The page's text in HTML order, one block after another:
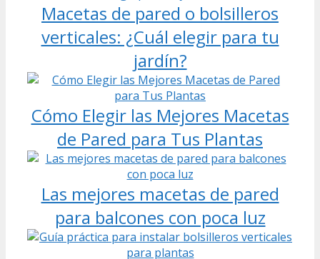
Macetas de pared o bolsilleros
verticales: ¿Cuál elegir para tu
jardín?
Cómo Elegir las Mejores Macetas
de Pared para Tus Plantas
Las mejores macetas de pared
para balcones con poca luz